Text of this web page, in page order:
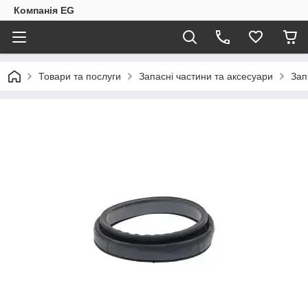
Компанія EG
Товари та послуги Запасні частини та аксесуари